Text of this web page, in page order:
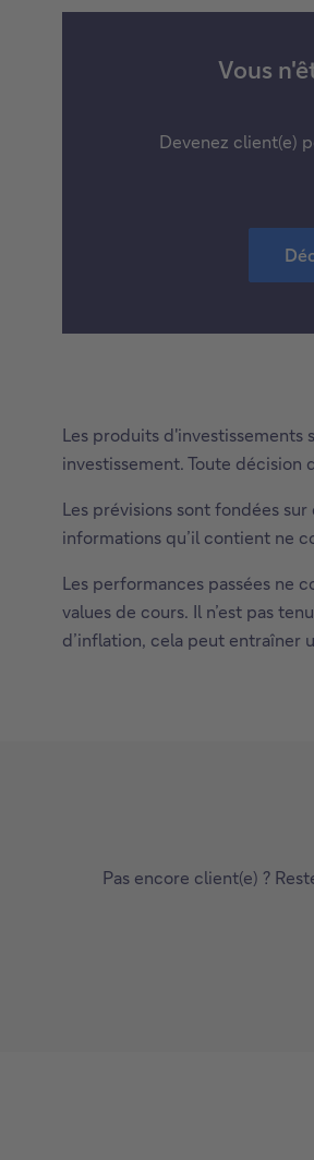
Vous
Devenez client(e)
Les produits d'investissements
investissement. Toute décision
Les prévisions sont fondées
informations qu’il contient ne
Les performances passées ne
values de cours. Il n’est pas
d’inflation, cela peut entraîner
Pas encore client(e) ?